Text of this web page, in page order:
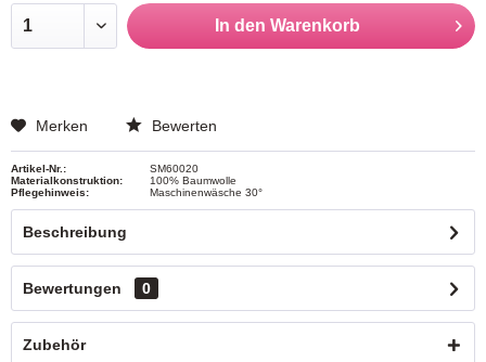
In den Warenkorb
Merken Bewerten
Artikel-Nr.:
SM60020
Materialkonstruktion:
100% Baumwolle
Pflegehinweis:
Maschinenwäsche 30°
Beschreibung
Bewertungen 0
Zubehör